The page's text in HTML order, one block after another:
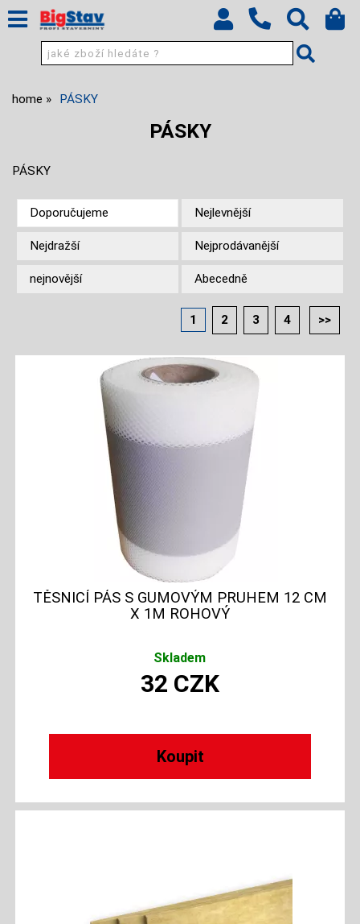
home PÁSKY
PÁSKY
PÁSKY
Doporučujeme Nejlevnější
Nejdražší Nejprodávanější
nejnovější Abecedně
1 2 3 4 >>
TĚSNICÍ PÁS S GUMOVÝM PRUHEM 12 CM
X 1M ROHOVÝ
Skladem
32 CZK